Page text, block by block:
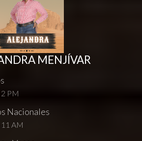
MENJÍVAR
PM
Nacionales
AM